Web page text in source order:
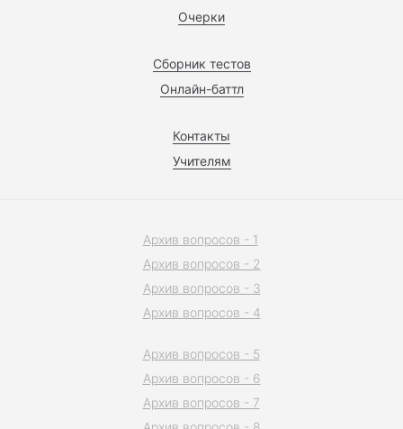
Очерки
Сборник тестов
Онлайн-баттл
Контакты
Учителям
Архив вопросов - 1
Архив вопросов - 2
Архив вопросов - 3
Архив вопросов - 4
Архив вопросов - 5
Архив вопросов - 6
Архив вопросов - 7